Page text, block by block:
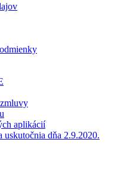
aplikácií
uskutočnia dňa 2.9.2020.